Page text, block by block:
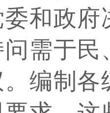
和政
需于
。编制